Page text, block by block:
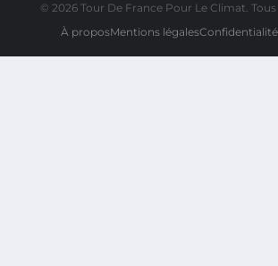
© 2026 Tour De France Pour Le Climat.
À proposMentions légalesConfidentialité